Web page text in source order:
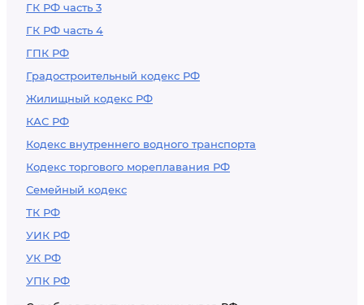
ГК РФ часть 3
ГК РФ часть 4
ГПК РФ
Градостроительный кодекс РФ
Жилищный кодекс РФ
КАС РФ
Кодекс внутреннего водного транспорта
Кодекс торгового мореплавания РФ
Семейный кодекс
ТК РФ
УИК РФ
УК РФ
УПК РФ